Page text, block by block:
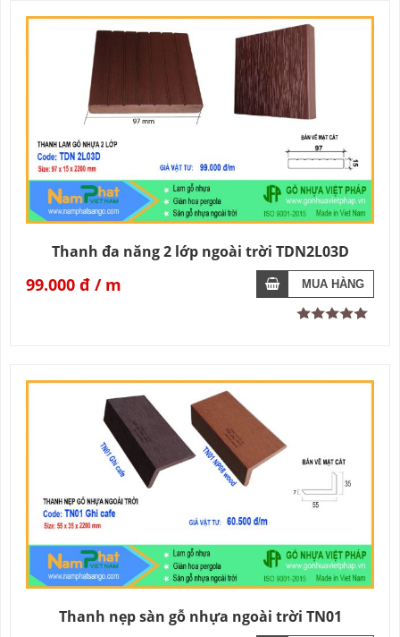
Thanh đa năng 2 lớp ngoài trời TDN2L03D
99.000 đ
Thanh nẹp sàn gỗ nhựa ngoài trời TN01